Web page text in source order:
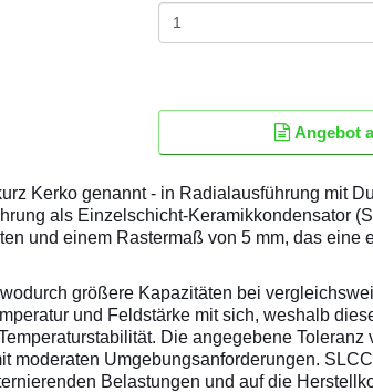
Angebot
Kerko genannt - in Radialausführung mit
als Einzelschicht-Keramikkondensator
und einem Rastermaß von 5 mm, das eine
größere Kapazitäten bei
und Feldstärke mit sich, weshalb
Die angegebene Toleranz
moderaten Umgebungsanforderungen.
Belastungen und auf die